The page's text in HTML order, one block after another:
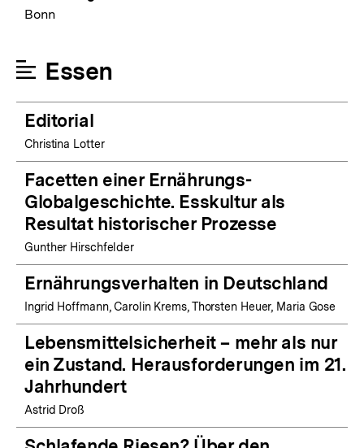
Bonn
Essen
Editorial
Christina Lotter
Facetten einer Ernährungs-
Globalgeschichte. Esskultur als
Resultat historischer Prozesse
Gunther Hirschfelder
Ernährungsverhalten in Deutschland
Ingrid Hoffmann, Carolin Krems, Thorsten Heuer, Maria Gose
Lebensmittelsicherheit – mehr als nur
ein Zustand. Herausforderungen im 21.
Jahrhundert
Astrid Droß